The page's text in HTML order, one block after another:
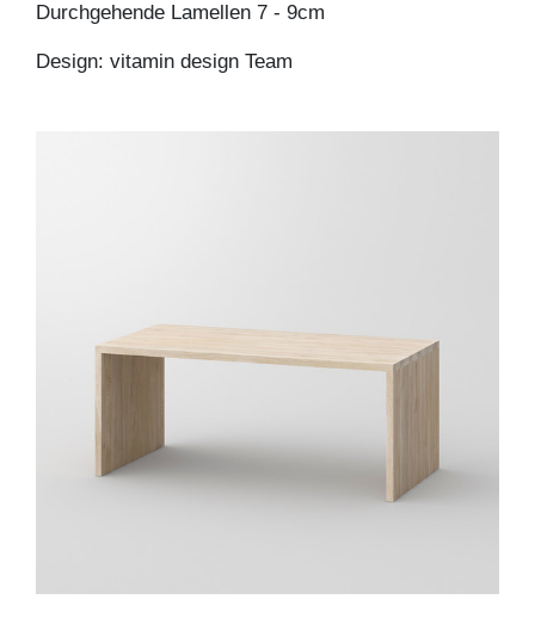
Durchgehende Lamellen 7 - 9cm
Design: vitamin design Team